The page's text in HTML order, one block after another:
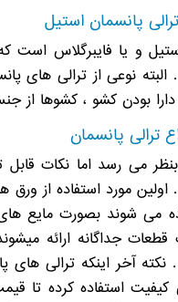
پانسمان استیل
و یا فایبرگلاس است
نوعی از ترالی های
بودن کشو ، کشوها از
ترالی پانسمان
می رسد اما نکات قابل
. اولین مورد استفاده از
می شوند بصورت مایع
جداگانه ارائه
آخر اینکه ترالی های
استفاده کرده تا